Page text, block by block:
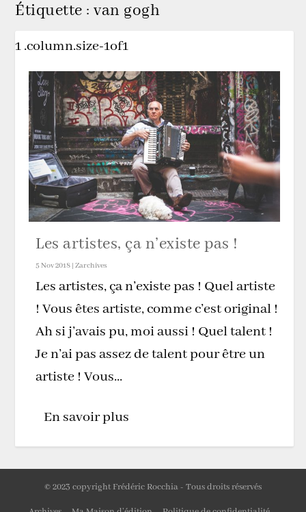
Étiquette :van gogh
Les artistes, ça n’existe pas !
5 Nov 2018 |Zarchives
Les artistes, ça n’existe pas ! Quel artiste
! Vous êtes artiste, comme c’est original !
Ah si j’avais pu, moi aussi ! Quel talent !
Je n’ai pas assez de talent pour être un
artiste ! Vous...
En savoir plus
© 2023 copyright Frédéric Rocchia - Tous droits réservés